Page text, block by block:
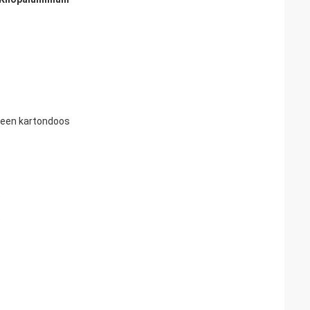
kartondoos